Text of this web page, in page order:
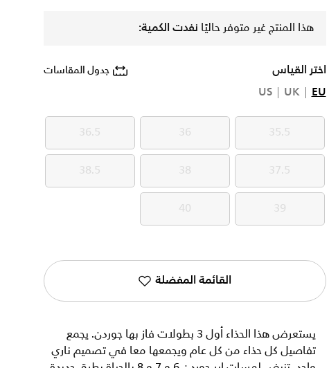
هذا المنتج غير متوفر حاليًا نفدت الكمية:
اختر القياس جدول المقاسات
EU
UK
US
35.5
35.5
36
36
36.5
36.5
37.5
37.5
38
38
38.5
38.5
39
39
40
40
القائمة المفضلة
يستعرض هذا الحذاء أول 3 بطولات فاز بها جوردن. يجمع
تفاصيل كل حذاء من كل عام ويجمعها معا في تصميم ناري